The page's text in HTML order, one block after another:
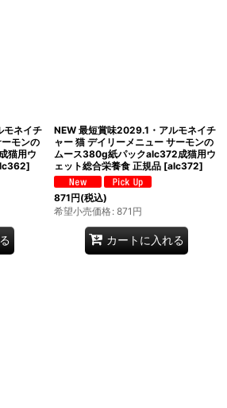
モネイチ
モンの
猫用ウ
]
NEW 最短賞味2029.1・アルモネイチ
ャー 猫 デイリーメニュー サーモンの
ムース380g紙パックalc372成猫用ウ
ェット総合栄養食 正規品 [alc372]
871円(税込)
希望小売価格: 871 円
カートに入れる